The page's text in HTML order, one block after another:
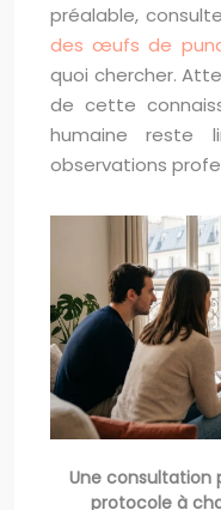
préalable,
des œufs de
quoi chercher.
de cette
humaine reste
observations
Une consultation
protocole à